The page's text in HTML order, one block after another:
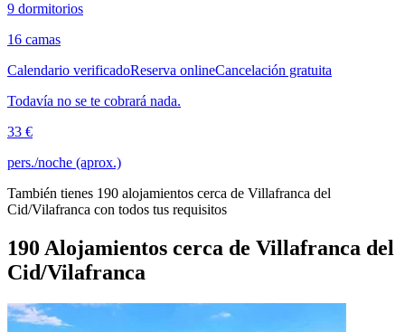
9 dormitorios
16 camas
Calendario verificadoReserva onlineCancelación gratuita
Todavía no se te cobrará nada.
33 €
pers./noche (aprox.)
También tienes 190 alojamientos cerca de Villafranca del
Cid/Vilafranca con todos tus requisitos
190 Alojamientos cerca de Villafranca del
Cid/Vilafranca